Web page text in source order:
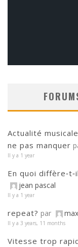
Actualité
ne pas manquer
Il y a 1 year
En quoi
jean pascal
Il y a 1 year
repeat? par
Il y a 3 years, 11 months
Vitesse trop